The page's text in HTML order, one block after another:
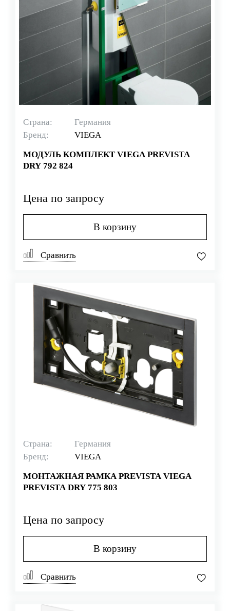
Страна:
Германия
Бренд:
VIEGA
МОДУЛЬ КОМПЛЕКТ VIEGA PREVISTA
DRY 792 824
Цена по запросу
В корзину
Сравнить
Страна:
Германия
Бренд:
VIEGA
МОНТАЖНАЯ РАМКА PREVISTA VIEGA
PREVISTA DRY 775 803
Цена по запросу
В корзину
Сравнить